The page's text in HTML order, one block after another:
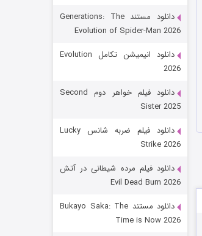
رویایی برای تو
قسمت15 (دوبله)
دانلود مستند Generations: The
Evolution of Spider-Man 2026
دانلود انیمیشن تکامل Evolution
2026
دانلود فیلم خواهر دوم Second
Sister 2025
دانلود فیلم ضربه شانس Lucky
Strike 2026
دانلود فیلم مرده شیطانی در آتش
Evil Dead Burn 2026
دانلود مستند Bukayo Saka: The
Time is Now 2026